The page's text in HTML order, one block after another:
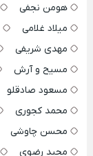
هومن نجفی
میلاد غلامی
مهدی شریفی
مسیح و آرش
مسعود صادقلو
محمد کجوری
محسن چاوشی
مجید رضوی